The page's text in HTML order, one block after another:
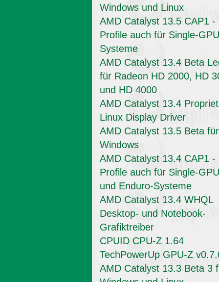
Windows und Linux
AMD Catalyst 13.5 CAP1 -
Profile auch für Single-
Systeme
AMD Catalyst 13.4 Beta
für Radeon HD 2000, HD
und HD 4000
AMD Catalyst 13.4
Linux Display Driver
AMD Catalyst 13.5 Beta für
Windows
AMD Catalyst 13.4 CAP1 -
Profile auch für Single-
und Enduro-Systeme
AMD Catalyst 13.4 WHQL
Desktop- und Notebook-
Grafiktreiber
CPUID CPU-Z 1.64
TechPowerUp GPU-Z
AMD Catalyst 13.3 Beta 3